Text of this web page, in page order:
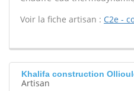
Voir la fiche artisan : C2e -
Khalifa construction
Artisan